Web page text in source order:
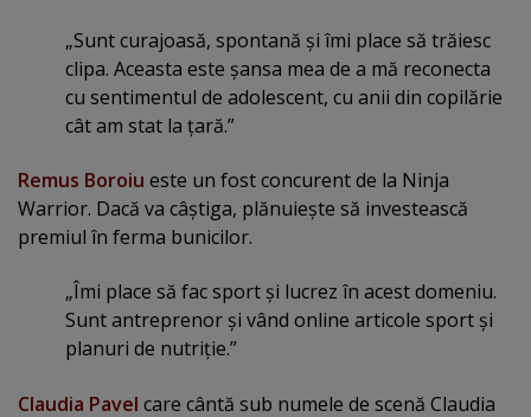
„Sunt curajoasă, spontană şi îmi place să trăiesc
clipa. Aceasta este şansa mea de a mă reconecta
cu sentimentul de adolescent, cu anii din copilărie
cât am stat la ţară.”
Remus Boroiu este un fost concurent de la Ninja
Warrior. Dacă va câştiga, plănuieşte să investească
premiul în ferma bunicilor.
„Îmi place să fac sport şi lucrez în acest domeniu.
Sunt antreprenor şi vând online articole sport şi
planuri de nutriţie.”
Claudia Pavel care cântă sub numele de scenă Claudia